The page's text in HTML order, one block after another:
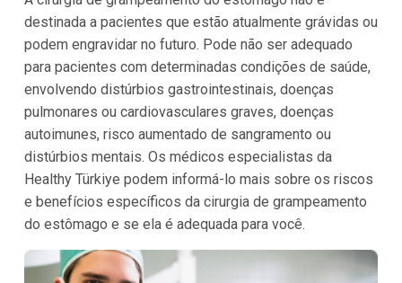
destinada a pacientes que estão atualmente grávidas ou
podem engravidar no futuro. Pode não ser adequado
para pacientes com determinadas condições de saúde,
envolvendo distúrbios gastrointestinais, doenças
pulmonares ou cardiovasculares graves, doenças
autoimunes, risco aumentado de sangramento ou
distúrbios mentais. Os médicos especialistas da
Healthy Türkiye podem informá-lo mais sobre os riscos
e benefícios específicos da cirurgia de grampeamento
do estômago e se ela é adequada para você.